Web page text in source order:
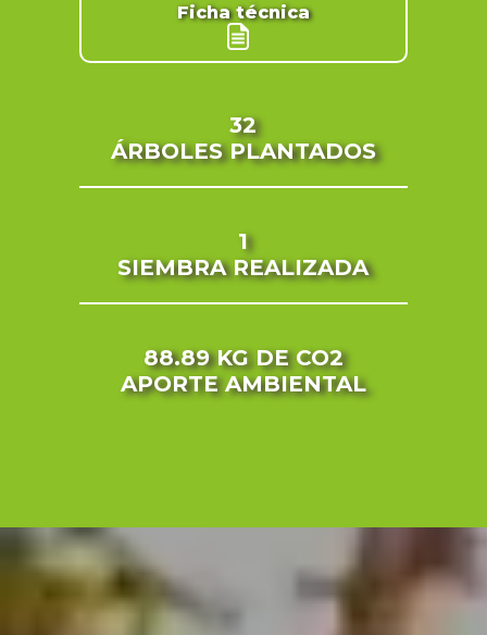
Ficha técnica
32
ÁRBOLES PLANTADOS
1
SIEMBRA REALIZADA
88.89 KGDE CO2
APORTE AMBIENTAL